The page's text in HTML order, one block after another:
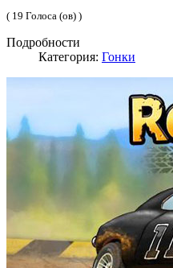
( 19 Голоса (ов) )
Подробности
Категория: Гонки